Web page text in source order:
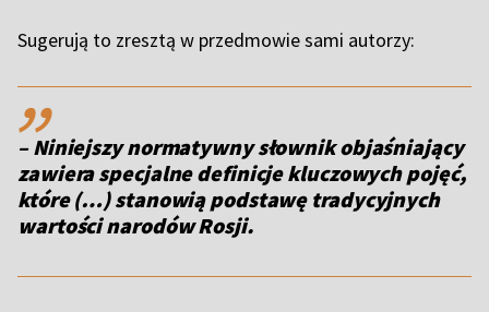
Sugerują to zresztą w przedmowie sami autorzy:
,,
– Niniejszy normatywny słownik objaśniający
zawiera specjalne definicje kluczowych pojęć,
które (…) stanowią podstawę tradycyjnych
wartości narodów Rosji.